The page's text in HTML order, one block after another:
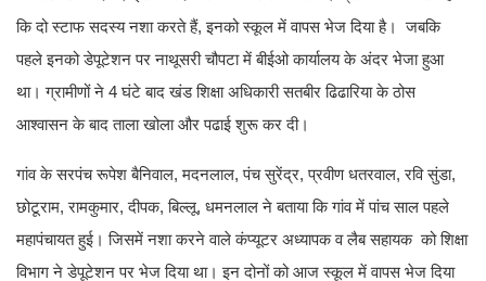
कि दो स्टाफ सदस्य नशा करते हैं, इनको स्कूल में वापस भेज दिया है। जबकि
पहले इनको डेपूटेशन पर नाथूसरी चौपटा में बीईओ कार्यालय के अंदर भेजा हुआ
था। ग्रामीणों ने 4 घंटे बाद खंड शिक्षा अधिकारी सतबीर ढिढारिया के ठोस
आश्वासन के बाद ताला खोला और पढाई शुरू कर दी।
गांव के सरपंच रूपेश बैनिवाल, मदनलाल, पंच सुरेंद्र, प्रवीण धतरवाल, रवि सुंडा,
छोटूराम, रामकुमार, दीपक, बिल्लू, धमनलाल ने बताया कि गांव में पांच साल पहले
महापंचायत हुई। जिसमें नशा करने वाले कंप्यूटर अध्यापक व लैब सहायक को शिक्षा
विभाग ने डेपूटेशन पर भेज दिया था। इन दोनों को आज स्कूल में वापस भेज दिया